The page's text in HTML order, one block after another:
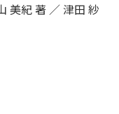
美紀 著 ／ 津田 紗